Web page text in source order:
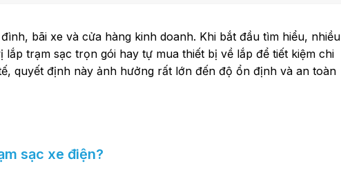
bãi xe và cửa hàng kinh doanh. Khi bắt đầu tìm hiểu, nhiều
trạm sạc trọn gói hay tự mua thiết bị về lắp để tiết kiệm chi
quyết định này ảnh hưởng rất lớn đến độ ổn định và an toàn
sạc xe điện?